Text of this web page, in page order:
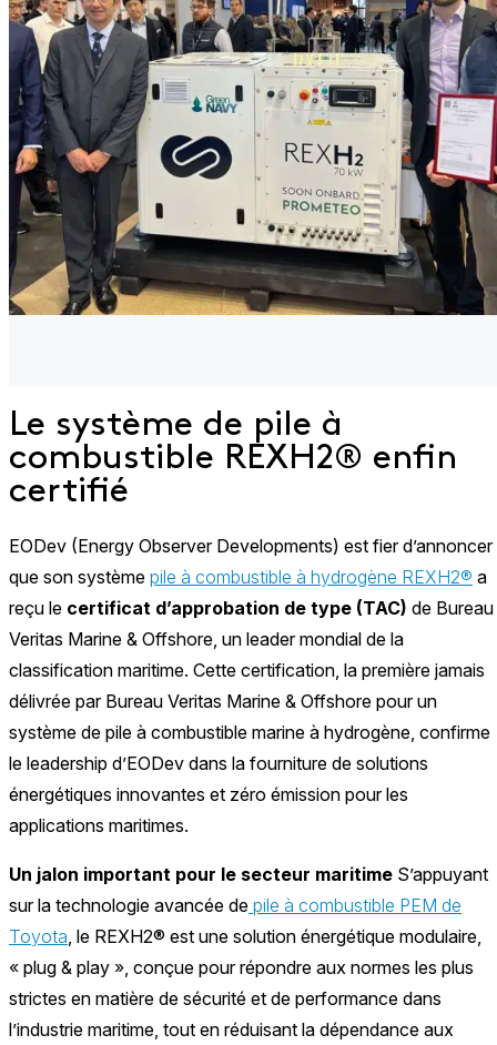
Le système de pile à
combustible REXH2® enfin
certifié
EODev (Energy Observer Developments) est fier d’annoncer
que son système pile à combustible à hydrogène REXH2® a
reçu le certificat d’approbation de type (TAC) de Bureau
Veritas Marine & Offshore, un leader mondial de la
classification maritime. Cette certification, la première jamais
délivrée par Bureau Veritas Marine & Offshore pour un
système de pile à combustible marine à hydrogène, confirme
le leadership d’EODev dans la fourniture de solutions
énergétiques innovantes et zéro émission pour les
applications maritimes.
Un jalon important pour le secteur maritime S’appuyant
sur la technologie avancée de pile à combustible PEM de
Toyota, le REXH2® est une solution énergétique modulaire,
« plug & play », conçue pour répondre aux normes les plus
strictes en matière de sécurité et de performance dans
l’industrie maritime, tout en réduisant la dépendance aux